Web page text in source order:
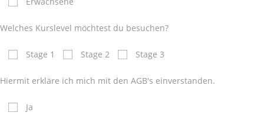
Welches Kurslevel möchtest du besuchen?
Stage 1 Stage 2 Stage 3
Hiermit erkläre ich mich mit den AGB's einverstanden.
Ja